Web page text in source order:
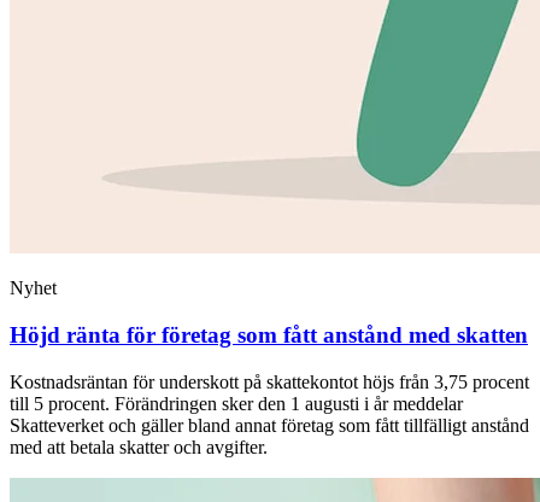
Nyhet
Höjd ränta för företag som fått anstånd med skatten
Kostnadsräntan för underskott på skattekontot höjs från 3,75 procent
till 5 procent. Förändringen sker den 1 augusti i år meddelar
Skatteverket och gäller bland annat företag som fått tillfälligt anstånd
med att betala skatter och avgifter.